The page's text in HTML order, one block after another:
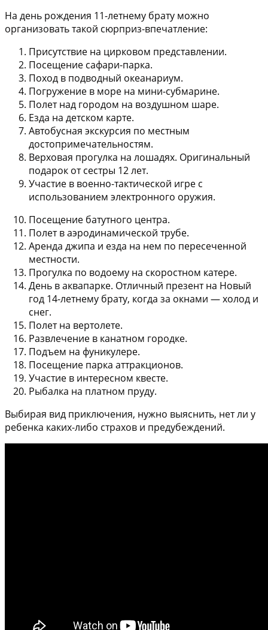
На день рождения 11-летнему брату можно
организовать такой сюрприз-впечатление:
Присутствие на цирковом представлении.
Посещение сафари-парка.
Поход в подводный океанариум.
Погружение в море на мини-субмарине.
Полет над городом на воздушном шаре.
Езда на детском карте.
Автобусная экскурсия по местным
достопримечательностям.
Верховая прогулка на лошадях. Оригинальный
подарок от сестры 12 лет.
Участие в военно-тактической игре с
использованием электронного оружия.
Посещение батутного центра.
Полет в аэродинамической трубе.
Аренда джипа и езда на нем по пересеченной
местности.
Прогулка по водоему на скоростном катере.
День в аквапарке. Отличный презент на Новый
год 14-летнему брату, когда за окнами — холод и
снег.
Полет на вертолете.
Развлечение в канатном городке.
Подъем на фуникулере.
Посещение парка аттракционов.
Участие в интересном квесте.
Рыбалка на платном пруду.
Выбирая вид приключения, нужно выяснить, нет ли у
ребенка каких-либо страхов и предубеждений.